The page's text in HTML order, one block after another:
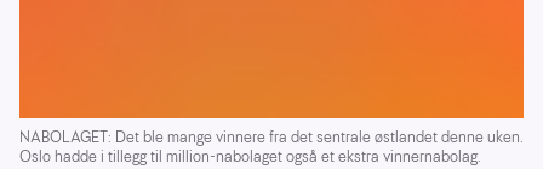
NABOLAGET: Det ble mange vinnere fra det sentrale østlandet denne uken.
Oslo hadde i tillegg til million-nabolaget også et ekstra vinnernabolag.